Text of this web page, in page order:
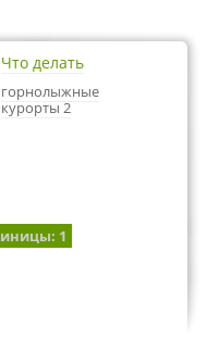
Что делать
горнолыжные
курорты 2
: 1